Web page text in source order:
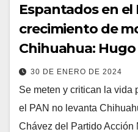
Espantados en el
crecimiento de
Chihuahua: Hugo
30 DE ENERO DE 2024
Se meten y critican la vida
el PAN no levanta
Chávez del Partido Acción